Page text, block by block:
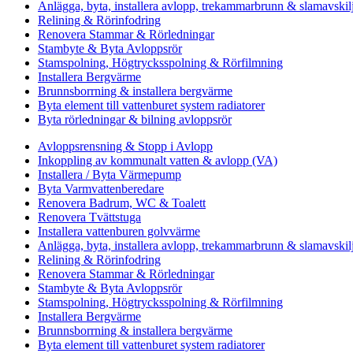
Anlägga, byta, installera avlopp, trekammarbrunn &
Relining & Rörinfodring
Renovera Stammar & Rörledningar
Stambyte & Byta Avloppsrör
Stamspolning, Högtrycksspolning & Rörfilmning
Installera Bergvärme
Brunnsborrning & installera bergvärme
Byta element till vattenburet system radiatorer
Byta rörledningar & bilning avloppsrör
Avloppsrensning & Stopp i Avlopp
Inkoppling av kommunalt vatten & avlopp (VA)
Installera / Byta Värmepump
Byta Varmvattenberedare
Renovera Badrum, WC & Toalett
Renovera Tvättstuga
Installera vattenburen golvvärme
Anlägga, byta, installera avlopp, trekammarbrunn &
Relining & Rörinfodring
Renovera Stammar & Rörledningar
Stambyte & Byta Avloppsrör
Stamspolning, Högtrycksspolning & Rörfilmning
Installera Bergvärme
Brunnsborrning & installera bergvärme
Byta element till vattenburet system radiatorer